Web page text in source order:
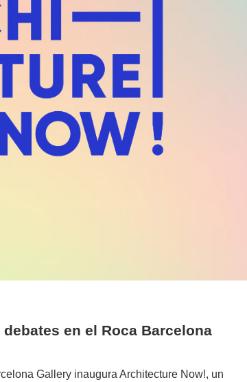
en el Roca Barcelona
Gallery inaugura Architecture Now!, un